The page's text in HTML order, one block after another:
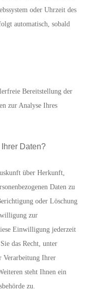
oder Uhrzeit des
automatisch, sobald
Bereitstellung der
zur Analyse Ihres
Daten?
über Herkunft,
Daten zu
oder Löschung
zur
Einwilligung jederzeit
das Recht, unter
Verarbeitung Ihrer
steht Ihnen ein
zu.